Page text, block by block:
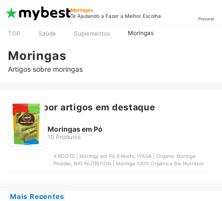
Moringas
Te Ajudando a Fazer a Melhor Escolha
Procurar
TOP Saúde Suplementos Moringas
Moringas
Artigos sobre moringas
Buscar por artigos em destaque
Moringas em Pó
10 Produtos
X ROOTS | Moringa em Pó X Roots, IYASA | Organic Moringa
Powder, BIO NUTRITION | Moringa 100% Orgânica Bio Nutrition
Mais Recentes